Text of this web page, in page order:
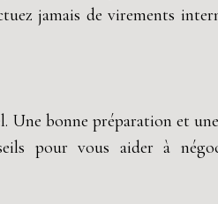
jamais de virements
bonne préparation et une
pour vous aider à